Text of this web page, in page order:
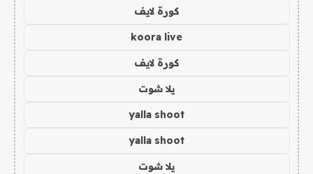
كورة لايف
koora live
كورة لايف
يلا شوت
yalla shoot
yalla shoot
يلا شوت